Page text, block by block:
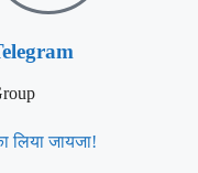
लिया जायजा!